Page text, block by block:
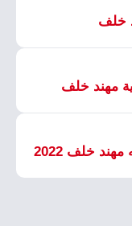
خلف
مهند خلف
خلف 2022